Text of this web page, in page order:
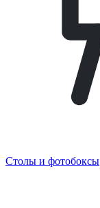
Столы и фотобоксы